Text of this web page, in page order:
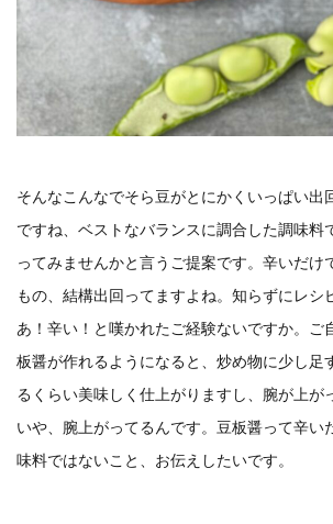
そんなこんなでそら豆がとにかくいっぱい出
ですね、ベストなバランスに調合した調味料
ってみませんかと言うご提案です。辛いだけ
もの、結構出回ってますよね。知らずにレシ
あ！辛い！と嘆かれたご経験ないですか。ご
板醤が作れるようになると、炒め物に少し足
るくらい美味しく仕上がりますし、腕が上が
いや、腕上がってるんです。豆板醤って辛い
味料ではないこと、お伝えしたいです。